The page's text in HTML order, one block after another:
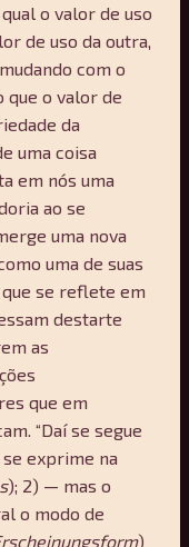
o valor de uso
de uso da outra,
com o
que o valor de
da
uma coisa
em nós uma
ao se
uma nova
uma de suas
se reflete em
destarte
as
que em
“Daí se segue
exprime na
); 2) — mas o
o modo de
)